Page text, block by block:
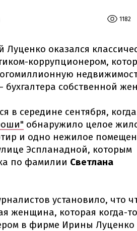
1182
Луценко оказался
коррупционером,
бухгалтера собственной
в середине сентября, когда
обнаружило целое
и одно нежилое
Эспланадной, которым
по фамилии Светлана
установило, что
женщина, которая когда-то
в фирме Ирины Луценко